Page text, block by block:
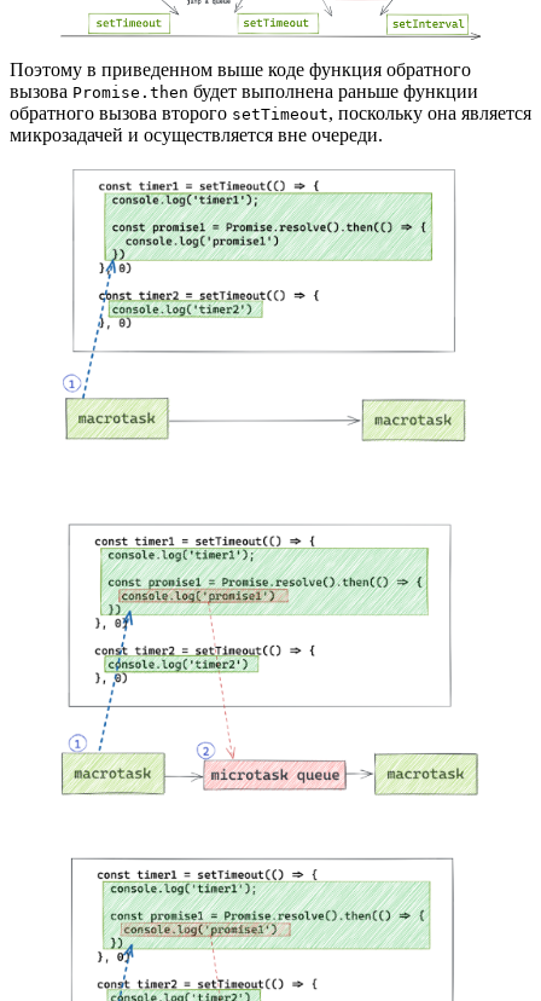
Поэтому в приведенном выше коде функция обратного
вызова Promise.then будет выполнена раньше функции
обратного вызова второго setTimeout, поскольку она является
микрозадачей и осуществляется вне очереди.